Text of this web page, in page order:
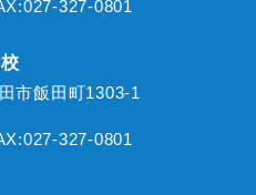
327-0801
市飯田町1303-1
327-0801